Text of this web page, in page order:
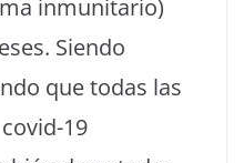
inmunitario)
Siendo
que todas las
19